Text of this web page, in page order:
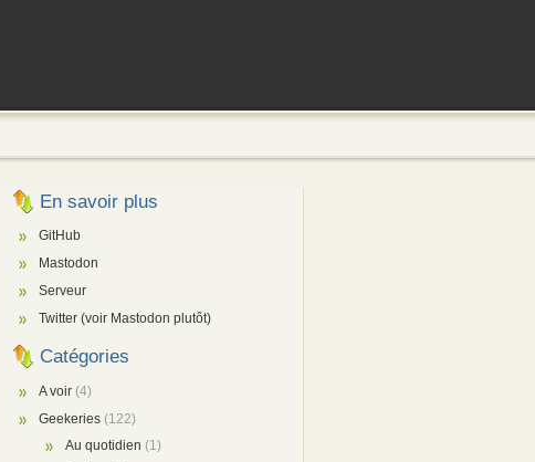
En savoir plus
GitHub
Mastodon
Serveur
Twitter (voir Mastodon plutôt)
Catégories
A voir (4)
Geekeries (122)
Au quotidien (1)